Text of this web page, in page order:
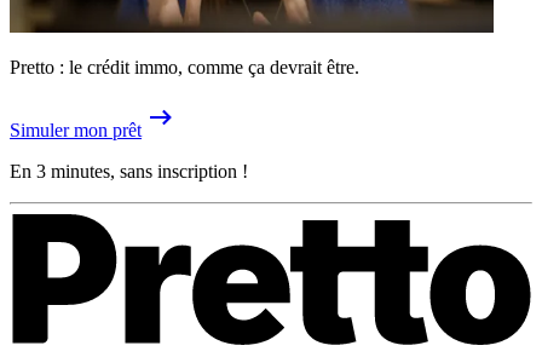
Pretto : le crédit immo, comme ça devrait être.
Simuler mon prêt
En 3 minutes, sans inscription !